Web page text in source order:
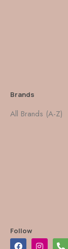
Brands
All Brands (A-Z)
Follow